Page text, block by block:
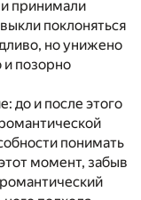
принимали
поклоняться
но унижено
и позорно
до и после этого
понимать
момент, забыв